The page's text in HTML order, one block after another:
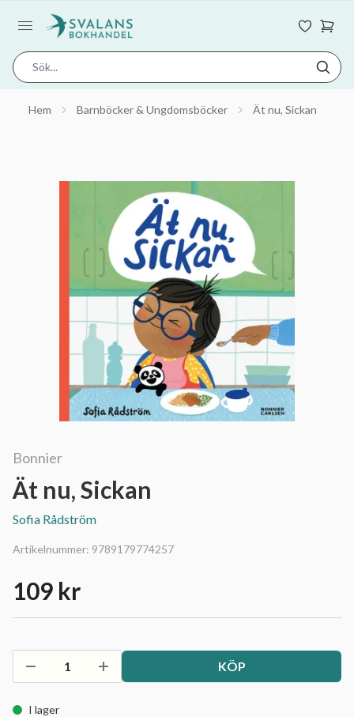
Hem Barnböcker & Ungdomsböcker Ät nu, Sickan
Bonnier
Ät nu, Sickan
Sofia Rådström
Artikelnummer: 9789179774257
109 kr
KÖP
I lager